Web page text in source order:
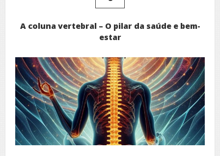
A coluna vertebral – O pilar da saúde e bem-
estar